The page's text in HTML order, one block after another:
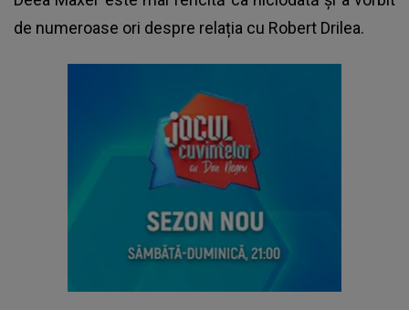
de numeroase ori despre relația cu Robert Drilea.